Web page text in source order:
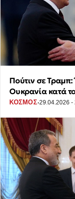
Πούτιν σε Τραμπ:
Ουκρανία κατά
ΚΟΣΜΟΣ·29.04.2026 -